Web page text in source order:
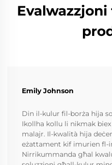
Emily Johnson
Din il-kulur fil-borża hija
Ikollha kollu li nikmak
malajr. Il-kwalità hija
eżattament kif imurien fl-
Nirrikummanda għal